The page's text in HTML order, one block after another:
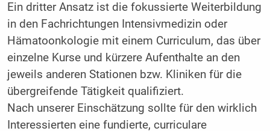
Ein dritter Ansatz ist die fokussierte Weiterbildung
in den Fachrichtungen Intensivmedizin oder
Hämatoonkologie mit einem Curriculum, das über
einzelne Kurse und kürzere Aufenthalte an den
jeweils anderen Stationen bzw. Kliniken für die
übergreifende Tätigkeit qualifiziert.
Nach unserer Einschätzung sollte für den wirklich
Interessierten eine fundierte, curriculare